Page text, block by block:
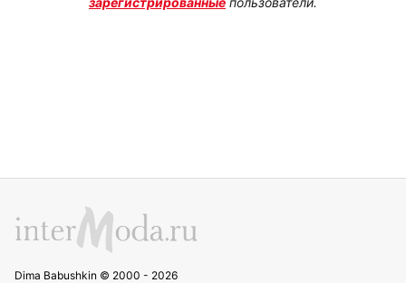
Dima Babushkin © 2000 - 2026